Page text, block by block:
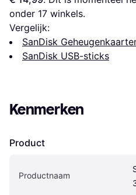
onder 17 winkels.
Vergelijk:
SanDisk
SanDisk USB-sticks
Kenmerken
Product
Productnaam